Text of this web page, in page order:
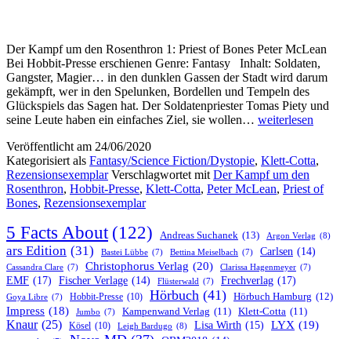
Der Kampf um den Rosenthron 1: Priest of Bones Peter McLean
Bei Hobbit-Presse erschienen Genre: Fantasy Inhalt: Soldaten,
Gangster, Magier… in den dunklen Gassen der Stadt wird darum
gekämpft, wer in den Spelunken, Bordellen und Tempeln des
Glückspiels das Sagen hat. Der Soldatenpriester Tomas Piety und
seine Leute haben ein einfaches Ziel, sie wollen… „Der
den
Rosenthron
1:
Bones“
von
Peter
McLean
weiterlesen
Veröffentlicht am 24/06/2020
Kategorisiert als Fantasy/Science Fiction/Dystopie, Klett-Cotta,
Rezensionsexemplar Verschlagwortet mit Der Kampf um den
Rosenthron, Hobbit-Presse, Klett-Cotta, Peter McLean, Priest of
Bones, Rezensionsexemplar
5 Facts About (122) Andreas Suchanek (13) Argon Verlag (8)
ars Edition (31) Bastei Lübbe (7) Bettina Meiselbach (7) Carlsen (14)
Cassandra Clare (7) Christophorus Verlag (20) Clarissa Hagenmeyer (7)
EMF (17) Fischer Verlage (14) Flüsterwald (7) Frechverlag (17)
Goya Libre (7) Hobbit-Presse (10) Hörbuch (41) Hörbuch Hamburg (12)
Impress (18) Jumbo (7) Kampenwand Verlag (11) Klett-Cotta (11)
Knaur (25) Kösel (10) Leigh Bardugo (8) Lisa Wirth (15) LYX (19)